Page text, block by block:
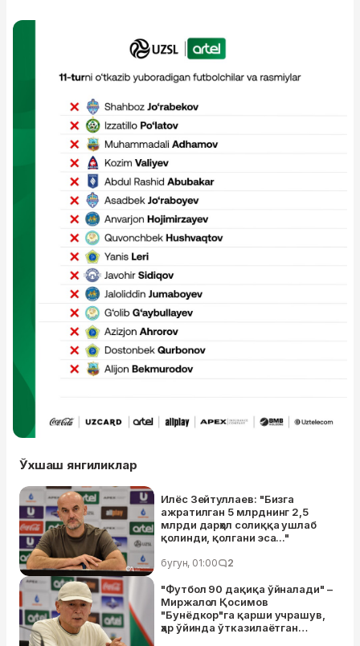
Ўхшаш янгиликлар
Илёс Зейтуллаев: "Бизга
ажратилган 5 млрднинг 2,5
млрди дарҳол солиққа ушлаб
қолинди, қолгани эса..."
бугун, 01:00 2
"Футбол 90 дақиқа ўйналади" –
Миржалол Қосимов
"Бунёдкор"га қарши учрашув,
ҳар ўйинда ўтказилаётган